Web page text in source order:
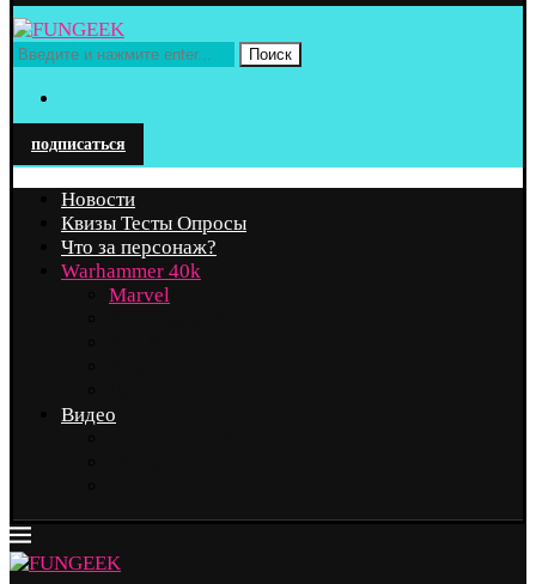
Поиск
подписаться
Новости
Квизы Тесты Опросы
Что за персонаж?
Warhammer 40k
Marvel
Видео